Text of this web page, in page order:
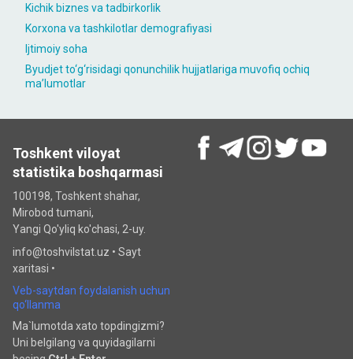
Kichik biznes va tadbirkorlik
Korxona va tashkilotlar demografiyasi
Ijtimoiy soha
Byudjet to‘g‘risidagi qonunchilik hujjatlariga muvofiq ochiq
maʼlumotlar
Toshkent viloyat
statistika boshqarmasi
100198, Toshkent shahar,
Mirobod tumani,
Yangi Qo'yliq ko'chasi, 2-uy.
info@toshvilstat.uz • Sayt
xaritasi •
Veb-saytdan foydalanish uchun
qo‘llanma
Ma`lumotda xato topdingizmi?
Uni belgilang va quyidagilarni